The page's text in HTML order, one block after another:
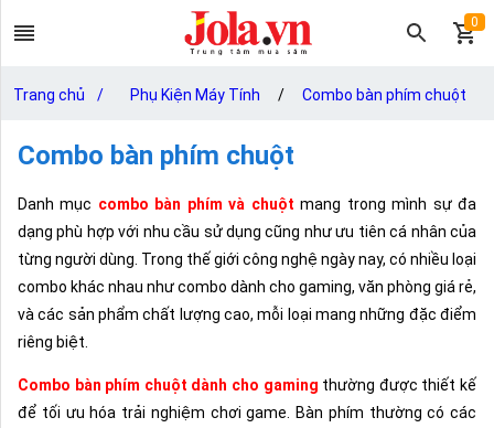
0
Trang chủ / Phụ Kiện Máy Tính / Combo bàn phím chuột
Combo bàn phím chuột
Danh mục combo bàn phím và chuột mang trong mình sự đa
dạng phù hợp với nhu cầu sử dụng cũng như ưu tiên cá nhân của
từng người dùng. Trong thế giới công nghệ ngày nay, có nhiều loại
combo khác nhau như combo dành cho gaming, văn phòng giá rẻ,
và các sản phẩm chất lượng cao, mỗi loại mang những đặc điểm
riêng biệt.
Combo bàn phím chuột dành cho gaming thường được thiết kế
để tối ưu hóa trải nghiệm chơi game. Bàn phím thường có các